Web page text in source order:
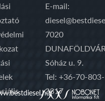
E-mail:
7020
Sóház u. 9.
Tel: +36-70-803-
3817